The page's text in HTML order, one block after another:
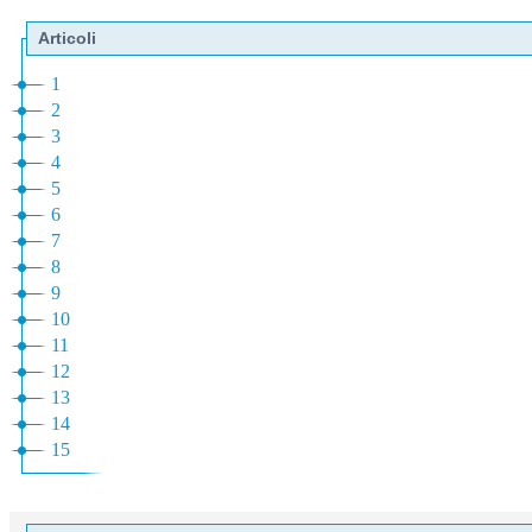
Articoli
1
2
3
4
5
6
7
8
9
10
11
12
13
14
15